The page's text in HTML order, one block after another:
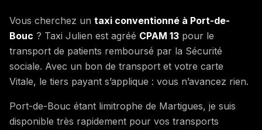
Vous cherchez un taxi conventionné à Port-de-
Bouc ? Taxi Julien est agréé CPAM 13 pour le
transport de patients remboursé par la Sécurité
sociale. Avec un bon de transport et votre carte
Vitale, le tiers payant s’applique : vous n’avancez rien.
Port-de-Bouc étant limitrophe de Martigues, je suis
disponible très rapidement pour vos transports